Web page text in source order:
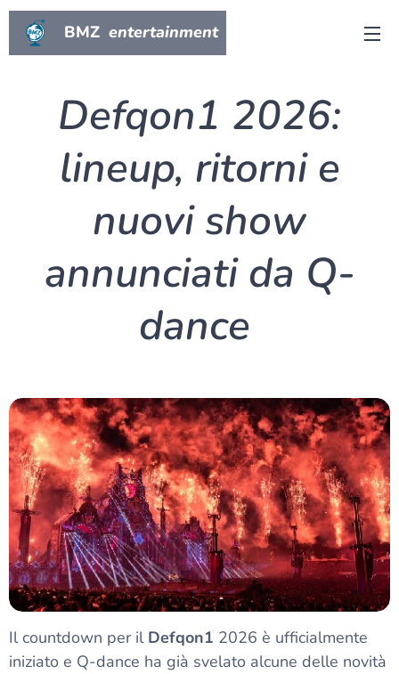
BMZ entertainment
Defqon1 2026:
lineup, ritorni e
nuovi show
annunciati da Q-
dance
Il countdown per il Defqon1 2026 è ufficialmente
iniziato e Q-dance ha già svelato alcune delle novità